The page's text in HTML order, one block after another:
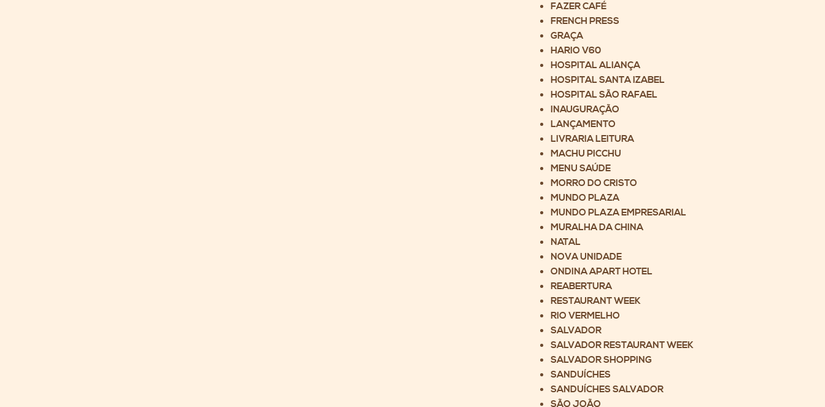
FAZER CAFÉ
FRENCH PRESS
GRAÇA
HARIO V60
HOSPITAL ALIANÇA
HOSPITAL SANTA IZABEL
HOSPITAL SÃO RAFAEL
INAUGURAÇÃO
LANÇAMENTO
LIVRARIA LEITURA
MACHU PICCHU
MENU SAÚDE
MORRO DO CRISTO
MUNDO PLAZA
MUNDO PLAZA EMPRESARIAL
MURALHA DA CHINA
NATAL
NOVA UNIDADE
ONDINA APART HOTEL
REABERTURA
RESTAURANT WEEK
RIO VERMELHO
SALVADOR
SALVADOR RESTAURANT WEEK
SALVADOR SHOPPING
SANDUÍCHES
SANDUÍCHES SALVADOR
SÃO JOÃO